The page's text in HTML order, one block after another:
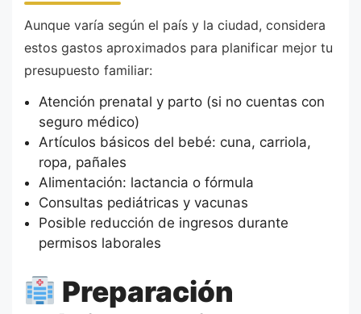
Aunque varía según el país y la ciudad, considera
estos gastos aproximados para planificar mejor tu
presupuesto familiar:
Atención prenatal y parto (si no cuentas con
seguro médico)
Artículos básicos del bebé: cuna, carriola,
ropa, pañales
Alimentación: lactancia o fórmula
Consultas pediátricas y vacunas
Posible reducción de ingresos durante
permisos laborales
Preparación